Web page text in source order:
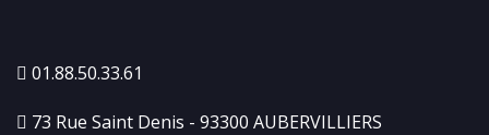
01.88.50.33.61
73 Rue Saint Denis - 93300 AUBERVILLIERS